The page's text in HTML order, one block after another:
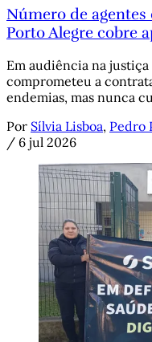
Número de
Porto Alegre cobre
Em audiência na
comprometeu a
endemias, mas nunca
Por Sílvia Lisboa, Pedro
/ 6 jul 2026